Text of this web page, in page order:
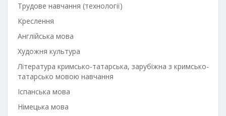
Трудове навчання (технології)
Креслення
Англійська мова
Художня культура
Література кримсько-татарська, зарубіжна з кримсько-
татарсько мовою навчання
Іспанська мова
Німецька мова